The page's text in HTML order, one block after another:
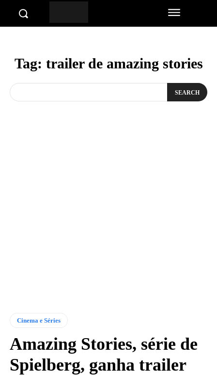
Tag: trailer de amazing stories
SEARCH
Cinema e Séries
Amazing Stories, série de
Spielberg, ganha trailer